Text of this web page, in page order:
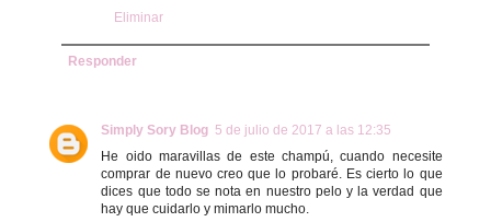
Eliminar
Responder
Simply Sory Blog 5 de julio de 2017 a las 12:35
He oido maravillas de este champú, cuando necesite
comprar de nuevo creo que lo probaré. Es cierto lo que
dices que todo se nota en nuestro pelo y la verdad que
hay que cuidarlo y mimarlo mucho.